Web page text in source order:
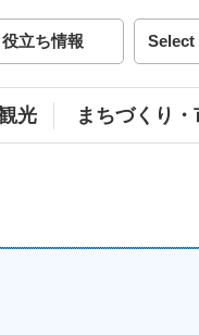
役立ち情報 Select
光 まちづくり